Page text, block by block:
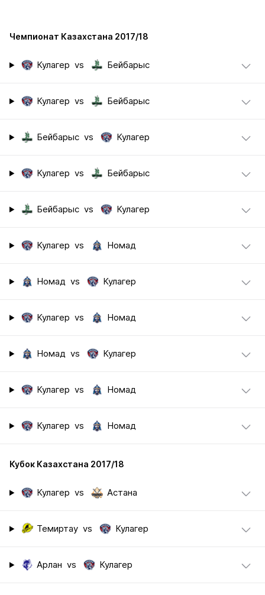
Чемпионат Казахстана 2017/18
Кулагер vs Бейбарыс
Кулагер vs Бейбарыс
Бейбарыс vs Кулагер
Кулагер vs Бейбарыс
Бейбарыс vs Кулагер
Кулагер vs Номад
Номад vs Кулагер
Кулагер vs Номад
Номад vs Кулагер
Кулагер vs Номад
Кулагер vs Номад
Кубок Казахстана 2017/18
Кулагер vs Астана
Темиртау vs Кулагер
Арлан vs Кулагер